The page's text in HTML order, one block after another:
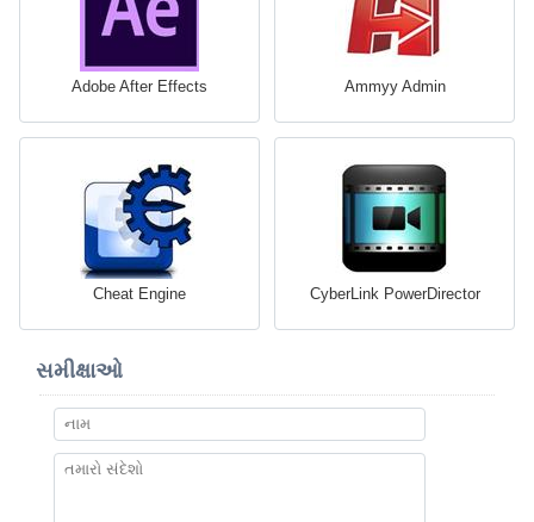
Adobe After Effects Ammyy Admin
Cheat Engine CyberLink PowerDirector
સમીક્ષાઓ